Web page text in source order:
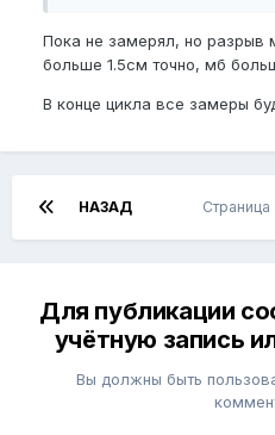
Пока не замерял, но разрыв
больше 1.5см точно, мб
В конце цикла все замеры
НАЗАД Страница
Для публикации
учётную запись
Вы должны быть